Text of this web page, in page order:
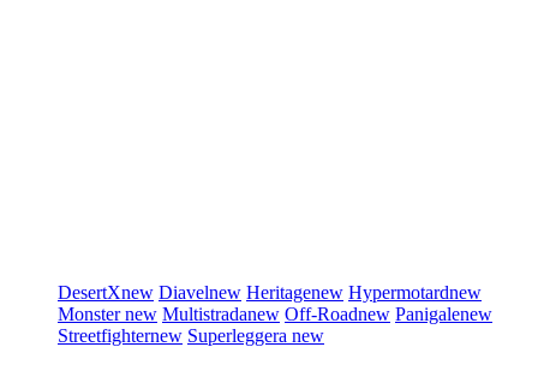
DesertXnew Diavelnew Heritagenew Hypermotardnew
Monsternew Multistradanew Off-Roadnew Panigalenew
Streetfighternew Superleggera new